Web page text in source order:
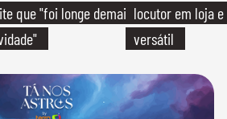
que "foi longe demais locutor em loja
versátil